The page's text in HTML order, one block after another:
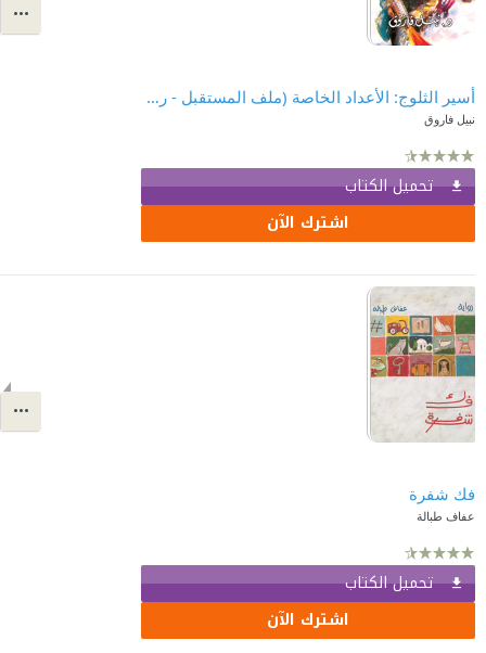
أسير الثلوج: الأعداد الخاصة (ملف المستقبل - رجل المستحيل) 6
نبيل فاروق
تحميل الكتاب
اشترك الآن
فك شفرة
عفاف طبالة
تحميل الكتاب
اشترك الآن